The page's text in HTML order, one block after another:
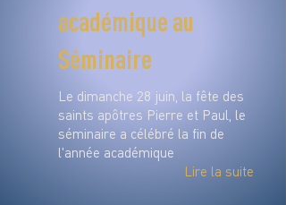
académique au
Séminaire
Le dimanche 28 juin, la fête des
saints apôtres Pierre et Paul, le
séminaire a célébré la fin de
l'année académique
Lire la suite